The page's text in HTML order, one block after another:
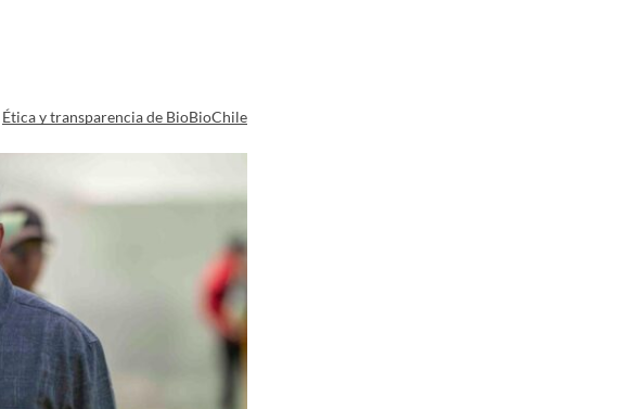
Ética y transparencia de BioBioChile